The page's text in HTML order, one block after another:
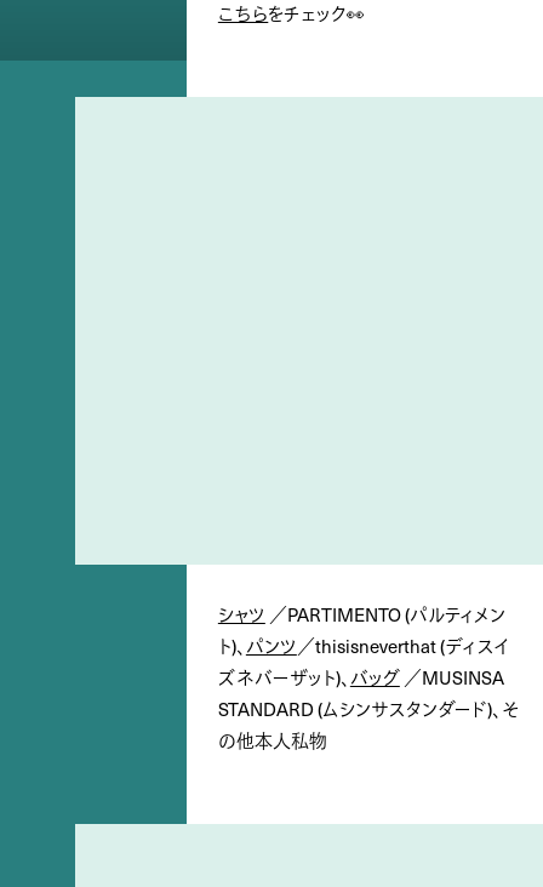
こちらをチェック👀
シャツ ／PARTIMENTO (パルティメン
ト)、 パンツ ／thisisneverthat (ディスイ
ズネバーザット)、 バッグ／MUSINSA
STANDARD (ムシンサスタンダード)、そ
の他本人私物